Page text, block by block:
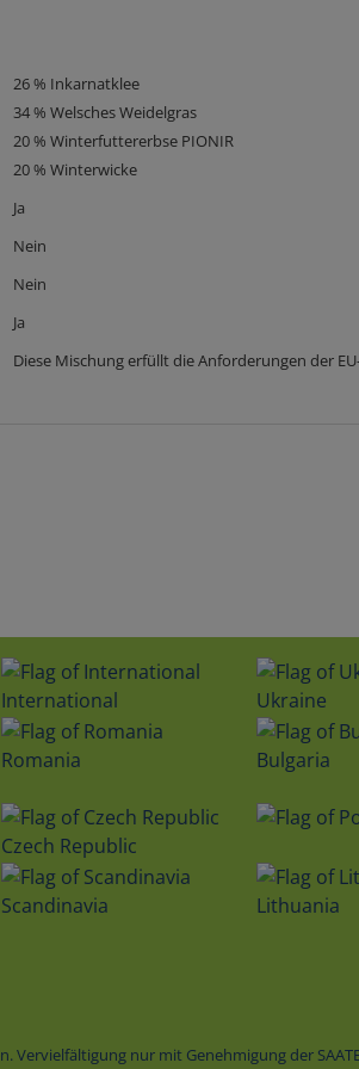
26 % Inkarnatklee
34 % Welsches Weidelgras
20 % Winterfuttererbse PIONIR
20 % Winterwicke
Ja
Nein
Nein
Ja
Diese Mischung erfüllt die Anforderungen der
International Ukraine
Romania
Bulgaria
Czech Republic
Scandinavia Lithuania
Vervielfältigung nur mit Genehmigung der